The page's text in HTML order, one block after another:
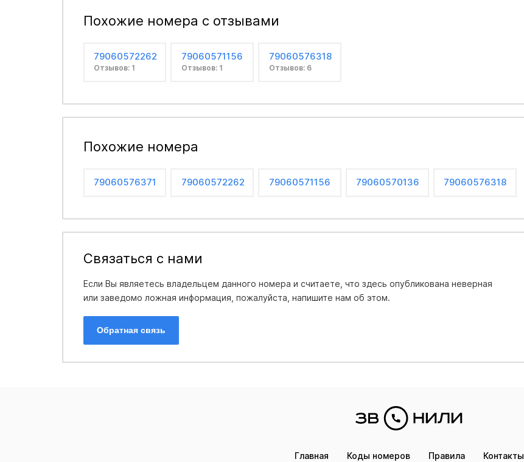
Похожие номера с отзывами
79060572262
Отзывов: 1
79060571156
Отзывов: 1
79060576318
Отзывов: 6
Похожие номера
79060576371 79060572262 79060571156 79060570136 79060576318
Связаться с нами
Если Вы являетесь владельцем данного номера и считаете, что здесь опубликована неверная
или заведомо ложная информация, пожалуйста, напишите нам об этом.
Обратная связь
Главная Коды номеров Правила Контакты